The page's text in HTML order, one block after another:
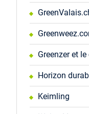
Greenzer et
Horizon
Keimling